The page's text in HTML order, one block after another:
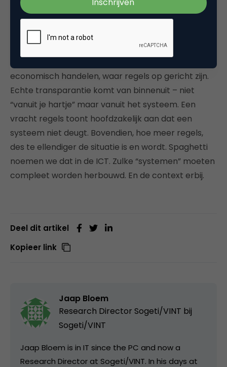
Een “trustworthy” TTT-relatie is geen deugd of
ideologie maar een noodzaak. Transparantie is een
fundamenteel systeemkenmerk, dat veel verder
gaat, dan het inzicht in bijvoorbeeld financiën en
economisch handelen, waar regels op gericht zijn.
Echte transparantie komt van binnenuit – niet
“vanuit je hartje” maar vanuit het systeem. Een
vracht regels toont hoofdzakelijk aan dat een
systeem niet deugt. Bovendien, hoe meer regels,
des te ellendiger de situatie is en wordt. Spaghetti
noemen we dat in de ICT. Zulke “systemen” moeten
compleet worden herbouwd. En de context erbij.
Deel dit artikel
Kopieer link
Jaap Bloem
Research Director Sogeti/VINT bij
Sogeti/VINT
Jaap Bloem is in IT since the PC and now a
Research Director at Sogeti/VINT. In his days at